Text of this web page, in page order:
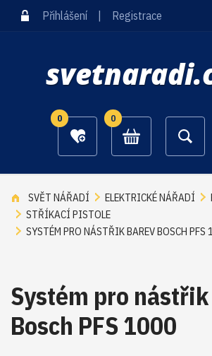
Přihlášení Registrace
0 0
SVĚT NÁŘADÍ ELEKTRICKÉ NÁŘADÍ
STŘÍKACÍ PISTOLE
SYSTÉM PRO NÁSTŘIK BAREV BOSCH PFS
Systém pro
Bosch PFS 1000